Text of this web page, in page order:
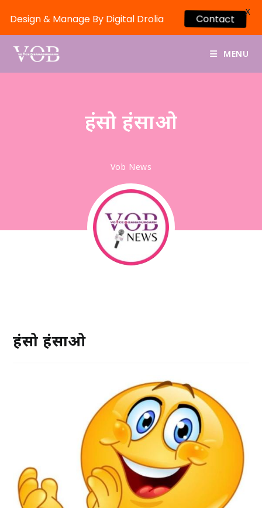
MENU
हंसो हंसाओ
Vob News
हंसो हंसाओ
Design & Manage By Digital Drolia Contact
X